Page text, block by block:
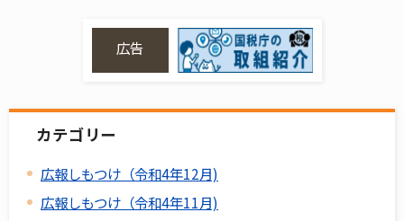
広告
カテゴリー
広報しもつけ（令和4年12月)
広報しもつけ（令和4年11月)